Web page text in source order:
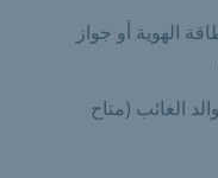
عن 18 عاماً بطاقة الهوية أو جواز
الغائب (متاح